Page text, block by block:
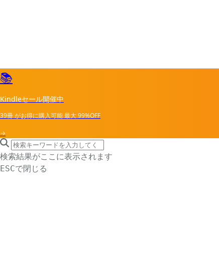
📚
Kindleセール開催中
39冊がお得に購入可能最大99%OFF
→
search icon
サイト内検索
検索結果がここに表示されます
ESCで閉じる